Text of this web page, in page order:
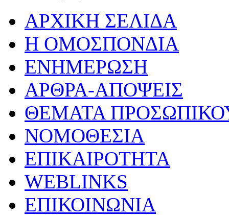
ΑΡΧΙΚΗ ΣΕΛΙΔΑ
Η ΟΜΟΣΠΟΝΔΙΑ
ΕΝΗΜΕΡΩΣΗ
ΑΡΘΡΑ-ΑΠΟΨΕΙΣ
ΘΕΜΑΤΑ
ΝΟΜΟΘΕΣΙΑ
ΕΠΙΚΑΙΡΟΤΗΤΑ
WEBLINKS
ΕΠΙΚΟΙΝΩΝΙΑ